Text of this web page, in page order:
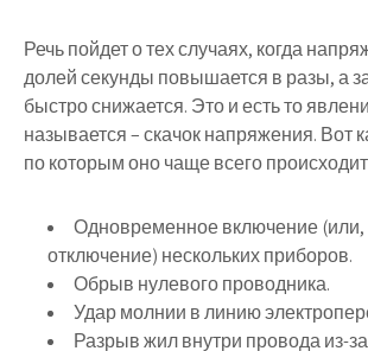
Речь пойдет о тех случаях, когда
долей секунды повышается в разы, а
быстро снижается. Это и есть то
называется – скачок напряжения. Вот
по которым оно чаще всего
Одновременное включение (или,
отключение) нескольких приборов.
Обрыв нулевого проводника.
Удар молнии в линию
Разрыв жил внутри провода из-